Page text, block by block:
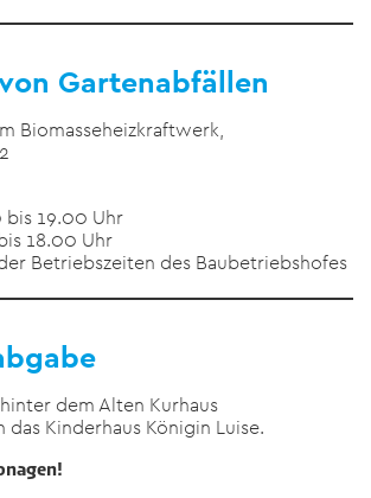
Gartenabfällen
Biomasseheizkraftwerk,
19.00 Uhr
18.00 Uhr
Betriebszeiten des Baubetriebshofes
dem Alten Kurhaus
das Kinderhaus Königin Luise.